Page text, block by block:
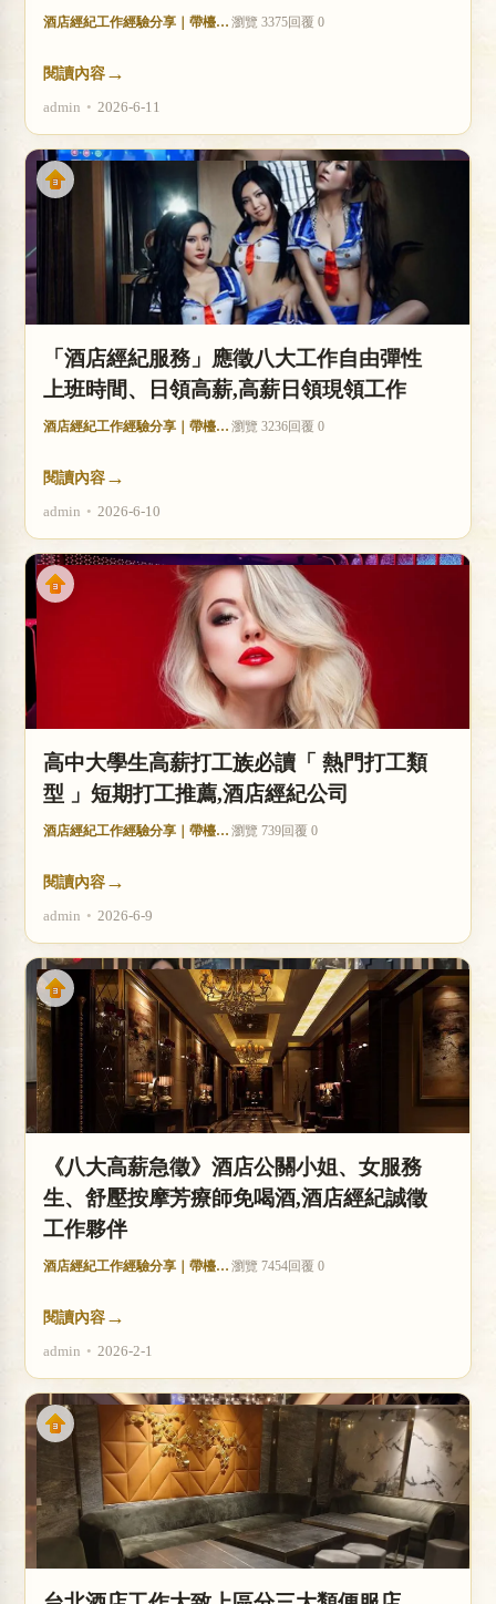
酒店經紀工作經驗分享｜帶檯技巧與收入分析 瀏覽 3375回覆 0
閱讀內容 →
admin • 2026-6-11
「酒店經紀服務」應徵八大工作自由彈性
上班時間、日領高薪,高薪日領現領工作
酒店經紀工作經驗分享｜帶檯技巧與收入分析 瀏覽 3236回覆 0
閱讀內容 →
admin • 2026-6-10
高中大學生高薪打工族必讀「 熱門打工類
型 」短期打工推薦,酒店經紀公司
酒店經紀工作經驗分享｜帶檯技巧與收入分析 瀏覽 739回覆 0
閱讀內容 →
admin • 2026-6-9
《八大高薪急徵》酒店公關小姐、女服務
生、舒壓按摩芳療師免喝酒,酒店經紀誠徵
工作夥伴
酒店經紀工作經驗分享｜帶檯技巧與收入分析 瀏覽 7454回覆 0
閱讀內容 →
admin • 2026-2-1